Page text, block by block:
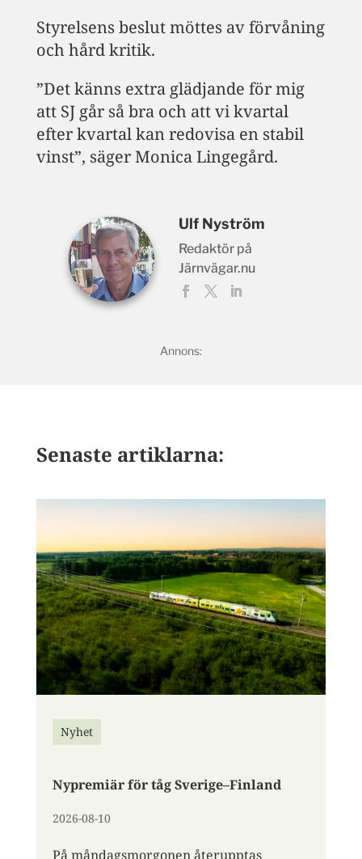
Styrelsens beslut möttes av förvåning
och hård kritik.
”Det känns extra glädjande för mig
att SJ går så bra och att vi kvartal
efter kvartal kan redovisa en stabil
vinst”, säger Monica Lingegård.
Ulf Nyström
Redaktör på
Järnvägar.nu
Senaste artiklarna:
Nyhet
Nypremiär för tåg Sverige–Finland
2026-08-10
På måndagsmorgonen återupptas